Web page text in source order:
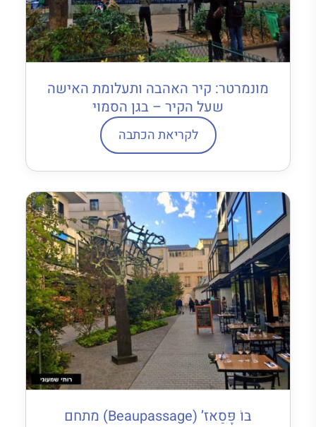
מונמרטר: קיר האהבה ותעלומת האישה
שעל הקיר – בגן הסמוי
לקריאת הכתבה
בּוֹ פָּסַאז’ (Beaupassage) מתחם